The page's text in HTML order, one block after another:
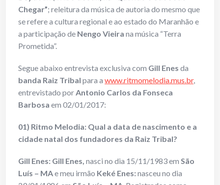
Chegar”; releitura da música de autoria do mesmo que
se refere a cultura regional e ao estado do Maranhão e
a participação de Nengo Vieira na música “Terra
Prometida”.
Segue abaixo entrevista exclusiva com Gill Enes da
banda Raiz Tribal para a www.ritmomelodia.mus.br,
entrevistado porAntonio Carlos da Fonseca
Barbosa em 02/01/2017:
01) Ritmo Melodia: Qual a data de nascimento e a
cidade natal dos fundadores da Raiz Tribal?
Gill Enes: Gill Enes, nasci no dia 15/11/1983 em São
Luís – MAe meu irmão Keké Enes:nasceu no dia